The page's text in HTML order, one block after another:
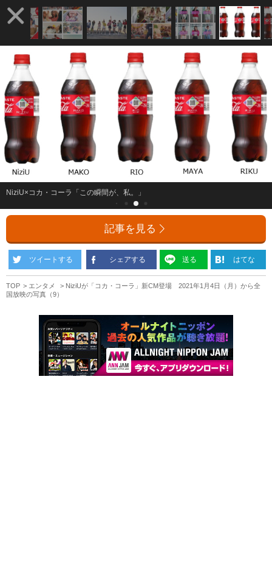
NiziU×コカ・コーラ「この瞬間が、私。」
記事を見る
ツイートする シェアする 送る はてな
TOP エンタメ
NiziUが「コカ・コーラ」新CM登場 2021年1月4日（月）から全
国放映の写真（9）